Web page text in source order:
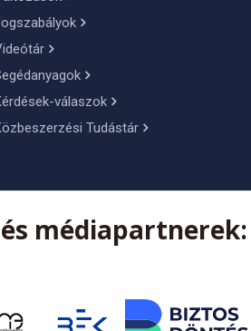
válaszok
Tudástár
médiapartnerek: